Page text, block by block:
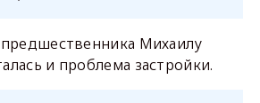
Михаилу
и проблема застройки.